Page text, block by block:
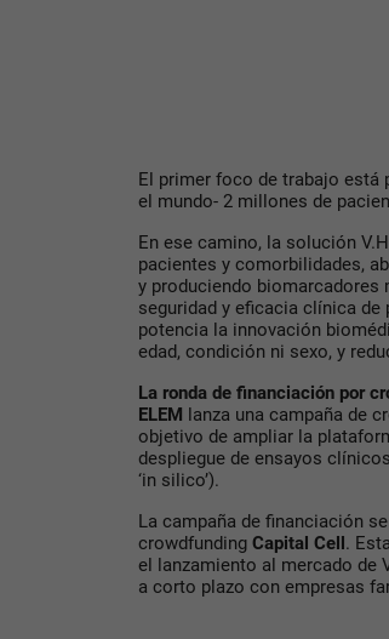
El primer foco de trabajo está
el mundo- 2 millones de
En ese camino, la solución
pacientes y comorbilidades,
y produciendo biomarcadores
seguridad y eficacia clínica
potencia la innovación
edad, condición ni sexo, y
La ronda de financiación por
ELEM lanza una campaña de
objetivo de ampliar la
despliegue de ensayos
‘in silico’).
La campaña de financiación
crowdfunding Capital Cell.
el lanzamiento al mercado de
a corto plazo con empresas